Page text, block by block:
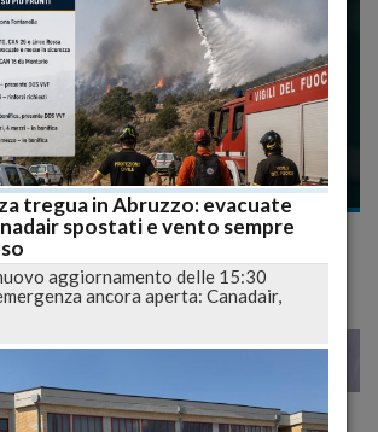
per Alessandra Amoroso
22 23
tregua in Abruzzo: evacuate
spostati e vento sempre
aggiornamento delle 15:30
ancora aperta: Canadair,